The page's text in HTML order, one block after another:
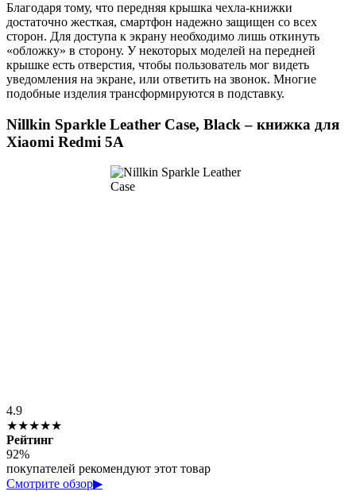
Благодаря тому, что передняя крышка чехла-книжки
достаточно жесткая, смартфон надежно защищен со всех
сторон. Для доступа к экрану необходимо лишь откинуть
«обложку» в сторону. У некоторых моделей на передней
крышке есть отверстия, чтобы пользователь мог видеть
уведомления на экране, или ответить на звонок. Многие
подобные изделия трансформируются в подставку.
Nillkin Sparkle Leather Case, Black – книжка для
Xiaomi Redmi 5A
4.9
★★★★★
Рейтинг
92%
покупателей рекомендуют этот товар
Смотрите обзор▶